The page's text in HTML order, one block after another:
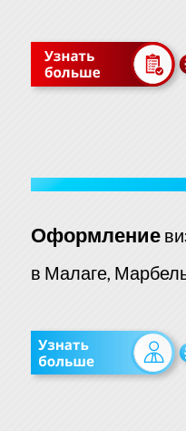
Оформление
в Малаге,